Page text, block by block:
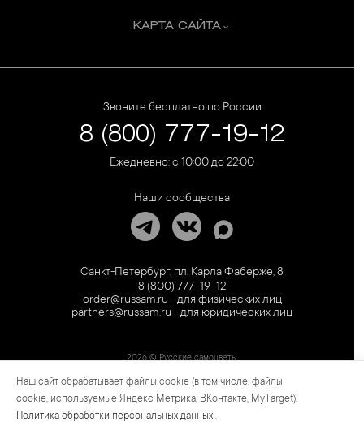
КАРТА САЙТА
Звоните бесплатно по России
8 (800) 777-19-12
Ежедневно: с 10:00 до 22:00
Наши сообщества
Санкт-Петербург, пл. Карла Фаберже, 8
8 (800) 777-19-12
order@russam.ru - для физических лиц
partners@russam.ru - для юридических лиц
2026 © Русские самоцветы
Предложение не является публичной офертой. Цены на сайте и в розничной сети
могут отличаться. Информация на сайте о товаре носит рекламный характер и
расценивается как приглашение делать оферты на основании п.1 ст. 437
Наш сайт обрабатывает файлы cookie (в том числе, файлы
cookie, используемые Яндекс Метрика, ВКонтакте, MyTarget).
Политика обработки персональных данных .